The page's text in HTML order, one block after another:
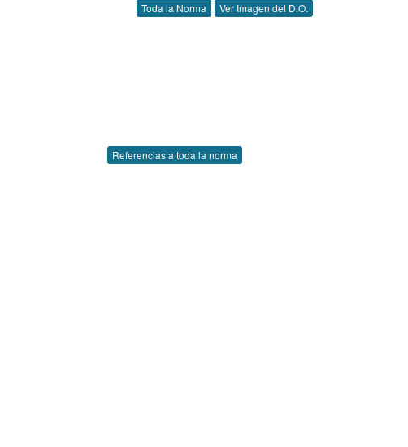
Toda la Norma Ver Imagen del D.O.
Referencias a toda la norma